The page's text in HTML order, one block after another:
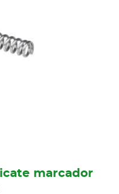
marcador